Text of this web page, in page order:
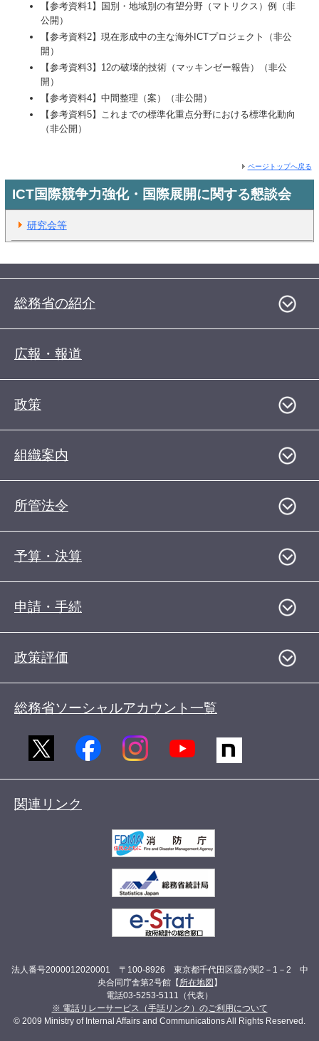
【参考資料1】国別・地域別の有望分野（マトリクス）例（非
公開）
【参考資料2】現在形成中の主な海外ICTプロジェクト（非公
開）
【参考資料3】12の破壊的技術（マッキンゼー報告）（非公
開）
【参考資料4】中間整理（案）（非公開）
【参考資料5】これまでの標準化重点分野における標準化動向
（非公開）
ページトップへ戻る
ICT国際競争力強化・国際展開に関する懇談会
研究会等
総務省の紹介
広報・報道
政策
組織案内
所管法令
予算・決算
申請・手続
政策評価
総務省ソーシャルアカウント一覧
関連リンク
法人番号2000012020001 〒100-8926 東京都千代田区霞が関2－1－2 中
央合同庁舎第2号館【 所在地図 】
電話03-5253-5111（代表）
※ 電話リレーサービス（手話リンク）のご利用について
© 2009 Ministry of Internal Affairs and Communications All Rights Reserved.